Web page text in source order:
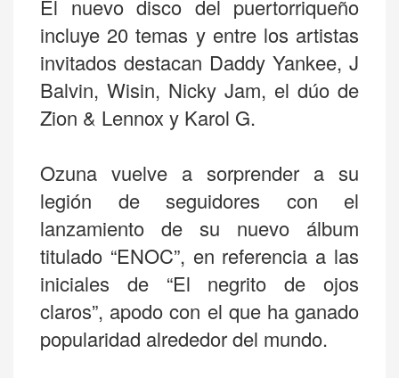
El nuevo disco del puertorriqueño
incluye 20 temas y entre los artistas
invitados destacan Daddy Yankee, J
Balvin, Wisin, Nicky Jam, el dúo de
Zion & Lennox y Karol G.
Ozuna vuelve a sorprender a su
legión de seguidores con el
lanzamiento de su nuevo álbum
titulado “ENOC”, en referencia a las
iniciales de “El negrito de ojos
claros”, apodo con el que ha ganado
popularidad alrededor del mundo.